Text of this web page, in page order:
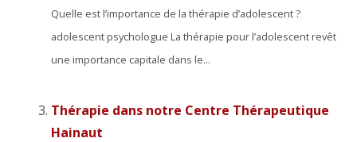
Quelle est l’importance de la thérapie d’adolescent ?
adolescent psychologue La thérapie pour l’adolescent revêt
une importance capitale dans le...
Thérapie dans notre Centre Thérapeutique
Hainaut